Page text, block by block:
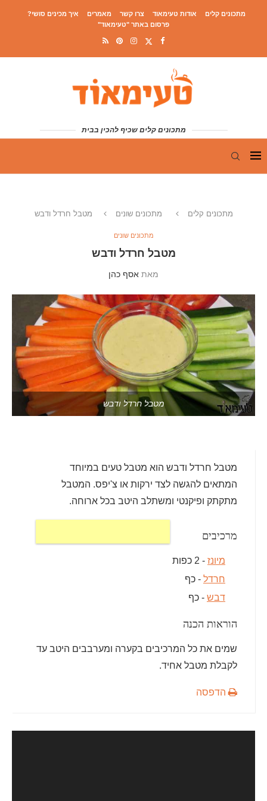
מתכונים קלים אודות טעימאוד צרו קשר מאמרים
איך מכינים סושי?
פרסום באתר "טעימאוד"
מתכונים קלים שכיף להכין בבית
מתכונים קלים מתכונים שונים מטבל חרדל ודבש
מתכונים שונים
מטבל חרדל ודבש
מאת אסף כהן
מטבל חרדל ודבש
מטבל חרדל ודבש הוא מטבל טעים במיוחד
המתאים להגשה לצד ירקות או צ'יפס. המטבל
מתקתק ופיקנטי ומשתלב היטב בכל ארוחה.
מרכיבים
מיונז - 2 כפות
חרדל - כף
דבש - כף
הוראות הכנה
שמים את כל המרכיבים בקערה ומערבבים היטב עד
לקבלת מטבל אחיד.
הדפסה